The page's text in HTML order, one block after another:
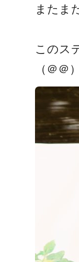
またま
このス
（＠＠）